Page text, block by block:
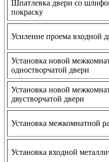
Шпатлевка двери со
покраску
Усиление проема входной
Установка новой
одностворчатой двери
Установка новой
двустворчатой двери
Установка межкомнатной
Установка входной